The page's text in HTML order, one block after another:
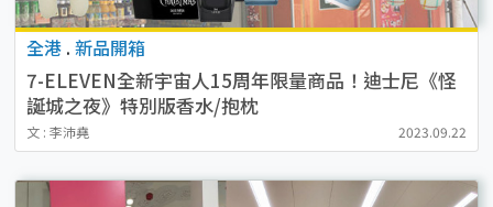
全港 . 新品開箱
7-ELEVEN全新宇宙人15周年限量商品！迪士尼《怪
誕城之夜》特別版香水/抱枕
文 : 李沛堯 2023.09.22